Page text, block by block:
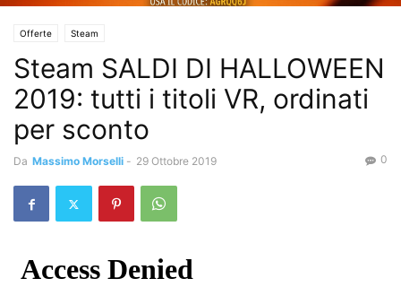
Offerte Steam
Steam SALDI DI HALLOWEEN
2019: tutti i titoli VR, ordinati
per sconto
Da Massimo Morselli - 29 Ottobre 2019 0